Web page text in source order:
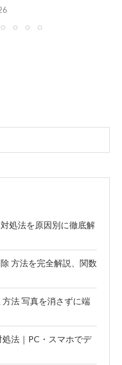
処法を原因別に徹底解
方法を完全解説、関数
法 写真を消さずに端
法｜PC・スマホでデ